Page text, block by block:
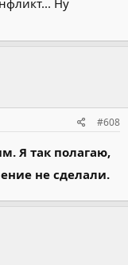
Ну
#608
Я так полагаю,
не сделали.